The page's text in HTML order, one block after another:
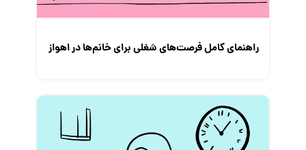
نمایشگاه کار
راهنمای کامل فرصت‌های شغلی برای خانم‌ها در اهواز